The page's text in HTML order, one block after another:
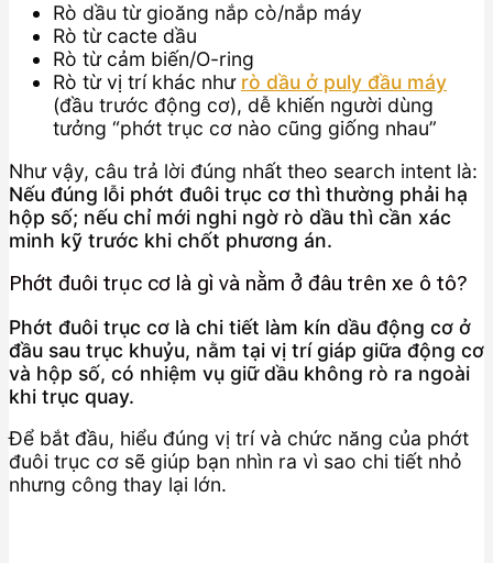
Rò dầu từ gioăng nắp cò/nắp máy
Rò từ cacte dầu
Rò từ cảm biến/O-ring
Rò từ vị trí khác như rò dầu ở puly đầu máy
(đầu trước động cơ), dễ khiến người dùng
tưởng “phớt trục cơ nào cũng giống nhau”
Như vậy, câu trả lời đúng nhất theo search intent là:
Nếu đúng lỗi phớt đuôi trục cơ thì thường phải hạ
hộp số; nếu chỉ mới nghi ngờ rò dầu thì cần xác
minh kỹ trước khi chốt phương án.
Phớt đuôi trục cơ là gì và nằm ở đâu trên xe ô tô?
Phớt đuôi trục cơ là chi tiết làm kín dầu động cơ ở
đầu sau trục khuỷu, nằm tại vị trí giáp giữa động cơ
và hộp số, có nhiệm vụ giữ dầu không rò ra ngoài
khi trục quay.
Để bắt đầu, hiểu đúng vị trí và chức năng của phớt
đuôi trục cơ sẽ giúp bạn nhìn ra vì sao chi tiết nhỏ
nhưng công thay lại lớn.